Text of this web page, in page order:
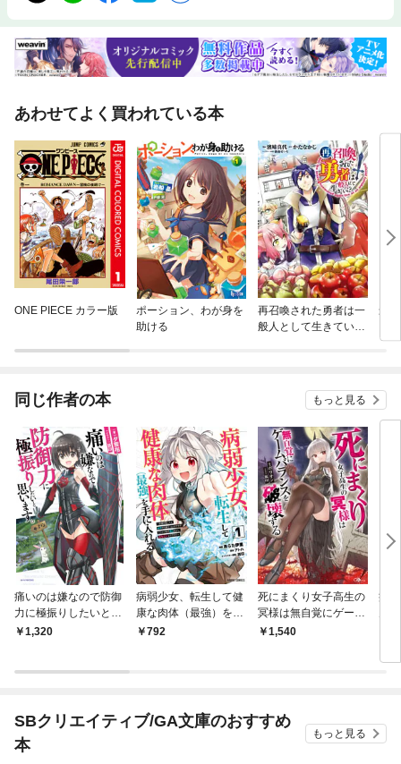
あわせてよく買われている本
ONE PIECE カラー版
ポーション、わが身を
助ける
再召喚された勇者は一
般人として生きてい
最
同じ作者の本 もっと見る
痛いのは嫌なので防御
力に極振りしたいと思
います。
1,320
病弱少女、転生して健
康な肉体（最強）を手
に入れる 1 ～友達が
792
死にまくり女子高生の
冥様は無自覚にゲーム
バランスを破壊する
1,540
痛
SBクリエイティブ/GA文庫のおすすめ
本
もっと見る